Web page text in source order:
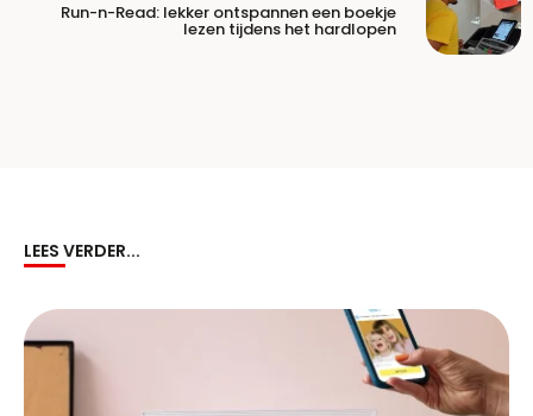
Run-n-Read: lekker ontspannen een boekje
lezen tijdens het hardlopen
LEES VERDER...